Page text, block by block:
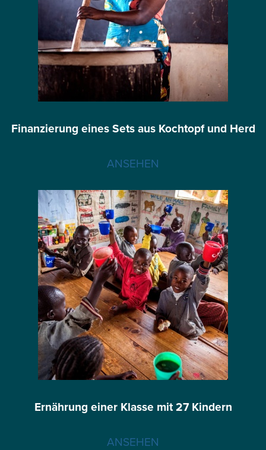
Finanzierung eines Sets aus Kochtopf und Herd
ANSEHEN
Ernährung einer Klasse mit 27 Kindern
ANSEHEN